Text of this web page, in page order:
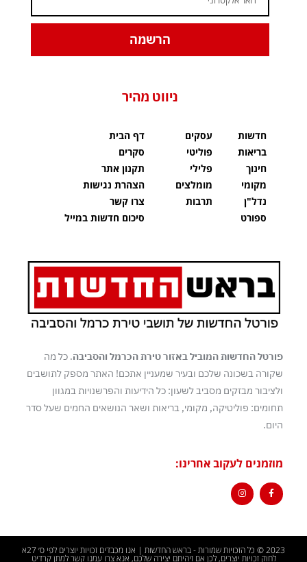
הרשמה
ניווט מהיר
חדשות
בריאות
חינוך
מקומי
נדל"ן
ספורט
עסקים
פוליטי
פלילי
מומלצים
תרבות
דף הבית
סקרים
תקנון אתר
הצהרת נגישות
צרו קשר
סיכום חדשות במייל
פורטל החדשות המוביל באזור טירת הכרמל והסביבה. כל מה
שקורה בשכונה שלכם ובעיר שמעניין אתכם! האתר מספק לתושבים
ולציבור מבזקים מסביב לשעון: כל הידיעות והפרשנויות במגוון
תחומים: פוליטיקה, מקומי, בריאות ושאר הנושאים החמים שעל סדר
היום.
מוזמנים לעקוב אחרינו:
2023 © כל הזכויות שמורות - בראש החדשות | אנו מכבדים זכויות יוצרים לפי ס׳ 27א
לחוק זכויות יוצרים, לכן אם זיהיתם יצירה שלכם, אנא צרו עמנו קשר למתן קרדיט